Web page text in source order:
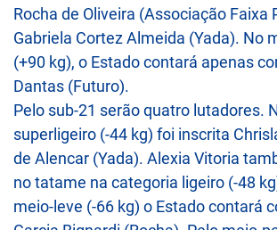
Rocha de Oliveira (Associação Faixa
Gabriela Cortez Almeida (Yada). No
(+90 kg), o Estado contará apenas
Dantas (Futuro).
Pelo sub-21 serão quatro lutadores.
superligeiro (-44 kg) foi inscrita
de Alencar (Yada). Alexia Vitoria
no tatame na categoria ligeiro (-48
meio-leve (-66 kg) o Estado contará